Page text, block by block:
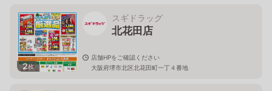
2枚
スギドラッグ
北花田店
店舗HPをご確認ください
大阪府堺市北区北花田町一丁４番地